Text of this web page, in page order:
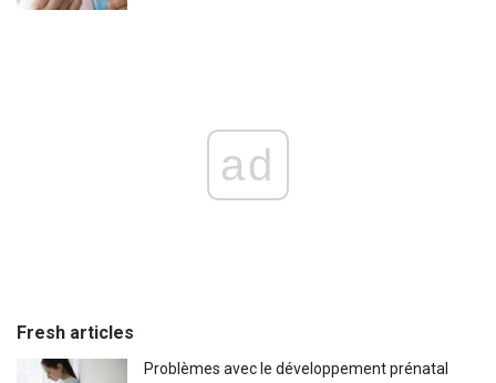
ad
Fresh articles
Problèmes avec le développement prénatal